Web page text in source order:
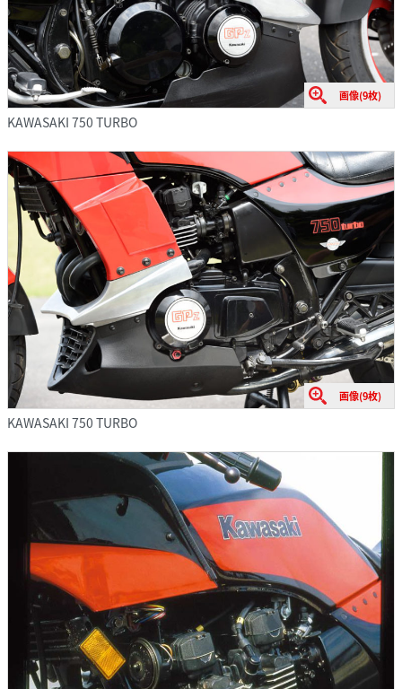
画像(9枚)
KAWASAKI 750 TURBO
画像(9枚)
KAWASAKI 750 TURBO